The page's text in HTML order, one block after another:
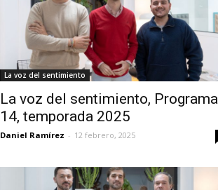
La voz del sentimiento
La voz del sentimiento, Programa
14, temporada 2025
Daniel Ramírez - 12 febrero, 2025